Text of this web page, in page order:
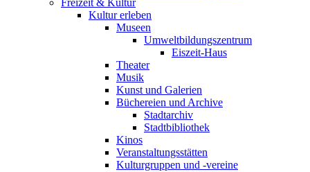
Freizeit & Kultur
Kultur erleben
Museen
Umweltbildungszentrum
Eiszeit-Haus
Theater
Musik
Kunst und Galerien
Büchereien und Archive
Stadtarchiv
Stadtbibliothek
Kinos
Veranstaltungsstätten
Kulturgruppen und -vereine